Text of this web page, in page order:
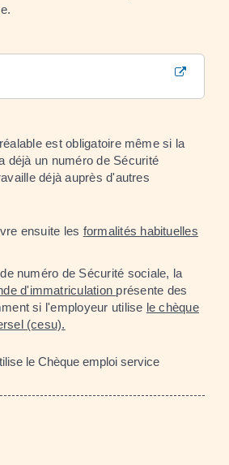
est obligatoire même si la
déjà un numéro de Sécurité
déjà auprès d'autres
ensuite les formalités habituelles
numéro de Sécurité sociale, la
d'immatriculation présente des
si l'employeur utilise le chèque
(cesu).
le Chèque emploi service